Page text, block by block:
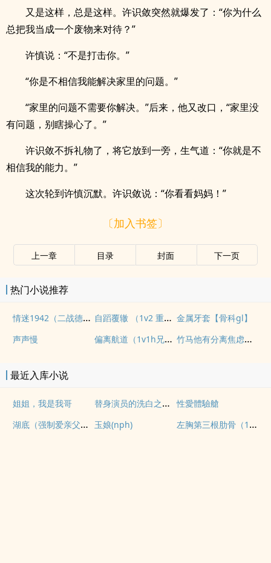
又是这样，总是这样。许识敛突然就爆发了：“你为什么
总把我当成一个废物来对待？”
许慎说：“不是打击你。”
“你是不相信我能解决家里的问题。”
“家里的问题不需要你解决。”后来，他又改口，“家里没
有问题，别瞎操心了。”
许识敛不拆礼物了，将它放到一旁，生气道：“你就是不
相信我的能力。”
这次轮到许慎沉默。许识敛说：“你看看妈妈！”
〔加入书签〕
上一章 目录 封面 下一页
热门小说推荐
情迷1942（二战德国） 自蹈覆辙 （1v2 重生） 金属牙套【骨科gl】
声声慢
偏离航道（1v1h兄妹骨科bg） 竹马他有分离焦虑（1v1）
最近入库小说
姐姐，我是我哥 替身演员的洗白之路(nph) 性愛體驗艙
湖底（强制爱亲父女） 玉娘(nph) 左胸第三根肋骨（1v1伪骨性虐强制）